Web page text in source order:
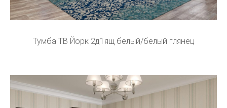
Тумба ТВ Йорк 2д1ящ белый/белый глянец